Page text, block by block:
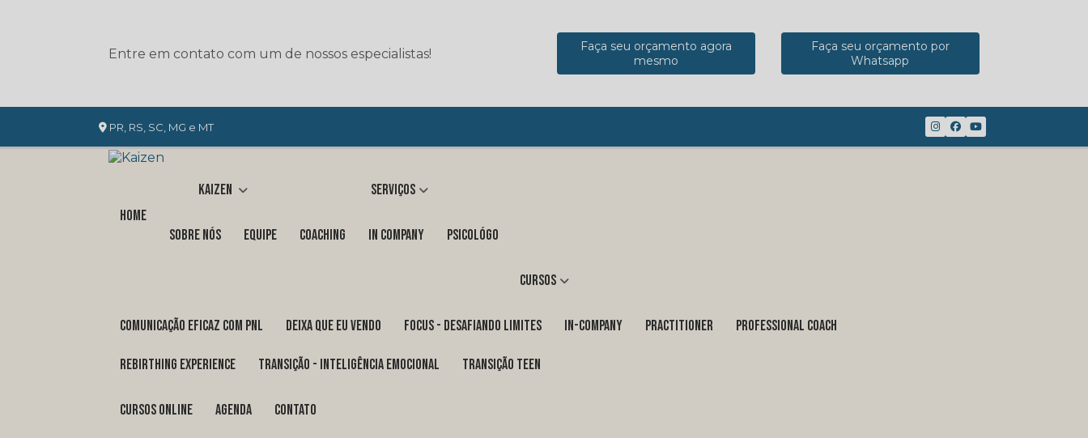
Entre em contato com um de nossos especialistas!
Faça seu orçamento agora
mesmo
Faça seu orçamento por
Whatsapp
PR, RS, SC, MG e MT
Home
Kaizen
Sobre nós Equipe
Serviços
Coaching in company Psicológo
Cursos
COMUNICAÇÃO EFICAZ COM PNL DEIXA QUE EU VENDO FOCUS - DESAFIANDO LIMITES In-Company PRACTITIONER PROFESSIONAL COACH
REBIRTHING EXPERIENCE TRANSIÇÃO - INTELIGÊNCIA EMOCIONAL TRANSIÇÃO TEEN
Cursos Online Agenda Contato